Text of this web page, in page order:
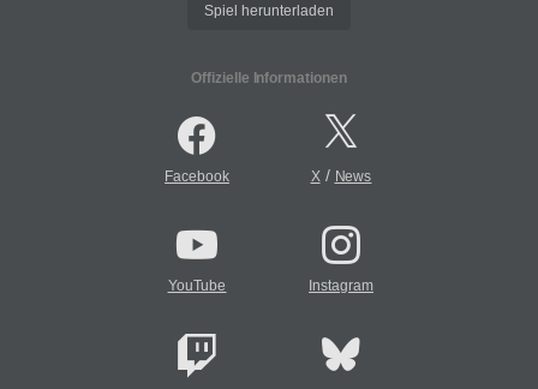
Spiel herunterladen
Offizielle Informationen
Facebook X/ News
YouTube Instagram